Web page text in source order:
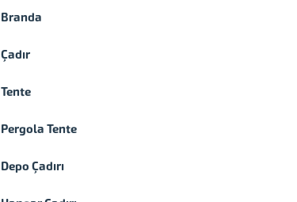
Branda
Çadır
Tente
Pergola Tente
Depo Çadırı